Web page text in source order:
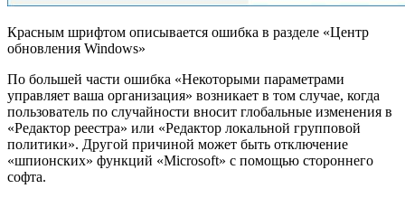
Красным шрифтом описывается ошибка в разделе «Центр
обновления Windows»
По большей части ошибка «Некоторыми параметрами
управляет ваша организация» возникает в том случае, когда
пользователь по случайности вносит глобальные изменения в
«Редактор реестра» или «Редактор локальной групповой
политики». Другой причиной может быть отключение
«шпионских» функций «Microsoft» с помощью стороннего
софта.